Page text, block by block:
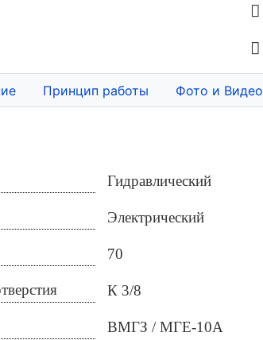
Принцип работы Фото и Видео
Гидравлический
Электрический
70
К 3/8
ВМГЗ МГЕ-10А